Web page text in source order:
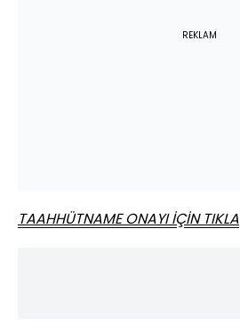
REKLAM
TAAHHÜTNAME ONAYI İÇİN TIKLA